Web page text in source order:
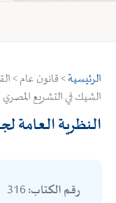
الرئيسية> قانون عام >
الشيك في التشريع المصري
النظرية العامة
رقم الكتاب: